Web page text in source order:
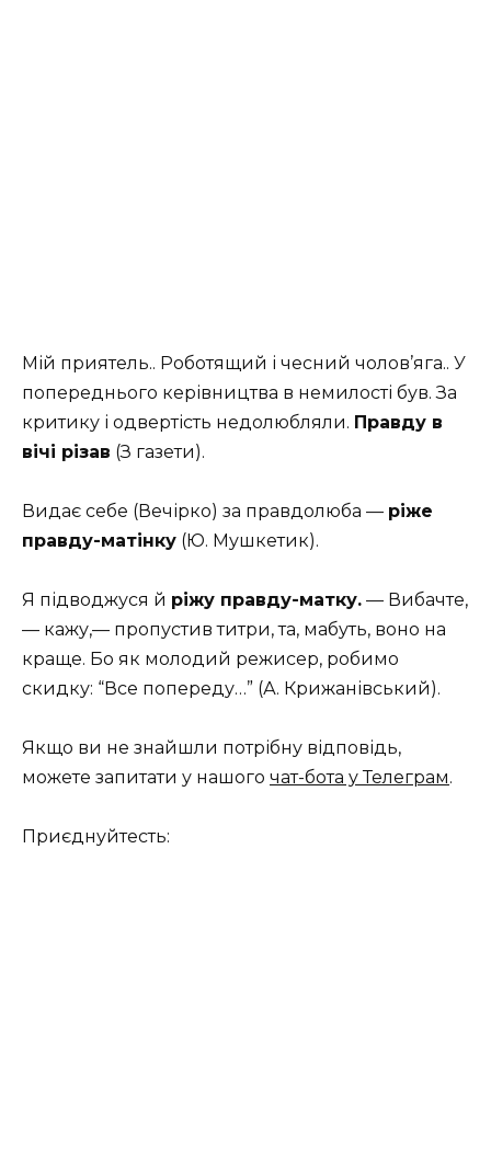
Мій приятель.. Роботящий і чесний чолов’яга.. У
попереднього керівництва в немилості був. За
критику і одвертість недолюбляли. Правду в
вічі різав (З газети).
Видає себе (Вечірко) за правдолюба — ріже
правду-матінку (Ю. Мушкетик).
Я підводжуся й ріжу правду-матку. — Вибачте,
— кажу,— пропустив титри, та, мабуть, воно на
краще. Бо як молодий режисер, робимо
скидку: “Все попереду…” (А. Крижанівський).
Якщо ви не знайшли потрібну відповідь,
можете запитати у нашого чат-бота у Телеграм.
Приєднуйтесть: